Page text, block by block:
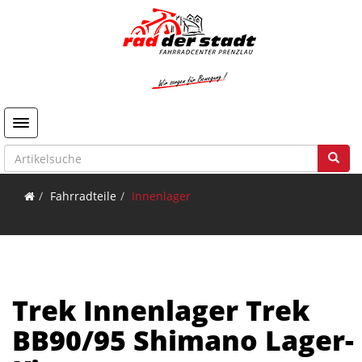
Toggle navigation
Fahrradteile Innenlager
Trek Innenlager Trek
BB90/95 Shimano Lager-